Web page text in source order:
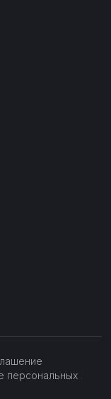
персональных